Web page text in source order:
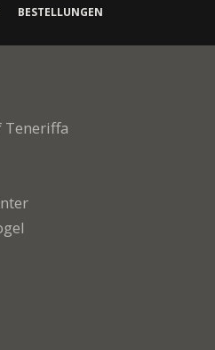
BESTELLUNGEN
Teneriffa